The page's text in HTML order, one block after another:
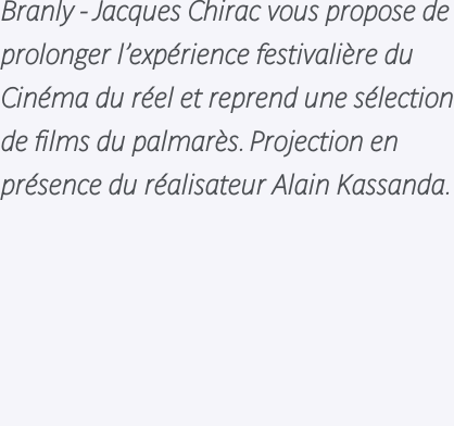
Branly - Jacques Chirac vous propose de
prolonger l’expérience festivalière du
Cinéma du réel et reprend une sélection
de films du palmarès. Projection en
présence du réalisateur Alain Kassanda.